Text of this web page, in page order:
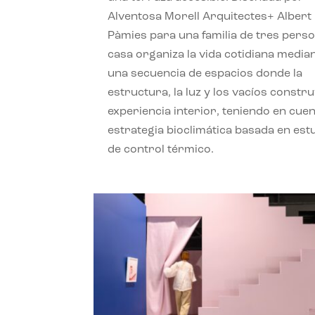
Alventosa Morell Arquitectes+ Albert
Pàmies para una familia de tres
casa organiza la vida cotidiana
una secuencia de espacios donde la
estructura, la luz y los vacíos
experiencia interior, teniendo en
estrategia bioclimática basada en
de control térmico.